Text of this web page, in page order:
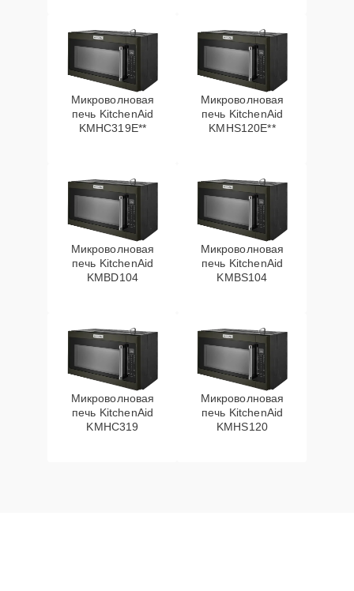
Микроволновая
печь KitchenAid
KMHC319E**
Микроволновая
печь KitchenAid
KMHS120E**
Микроволновая
печь KitchenAid
KMBD104
Микроволновая
печь KitchenAid
KMBS104
Микроволновая
печь KitchenAid
KMHC319
Микроволновая
печь KitchenAid
KMHS120